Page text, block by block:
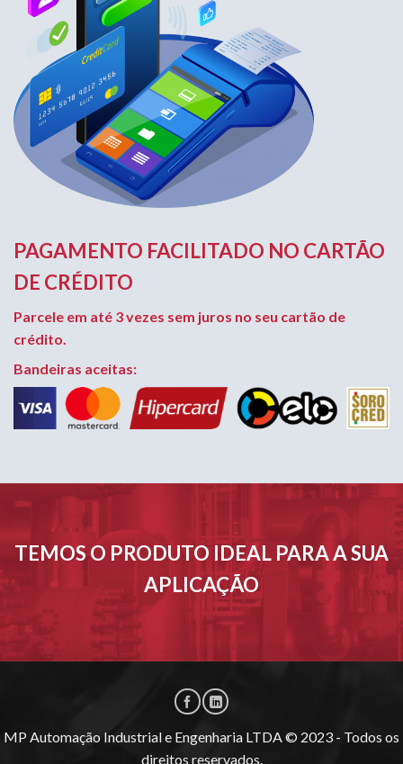
PAGAMENTO FACILITADO NO CARTÃO
DE CRÉDITO
Parcele em até 3 vezes sem juros no seu cartão de
crédito.
Bandeiras aceitas:
TEMOS O PRODUTO IDEAL PARA A SUA
APLICAÇÃO
MP Automação Industrial e Engenharia LTDA © 2023 - Todos os
direitos reservados.